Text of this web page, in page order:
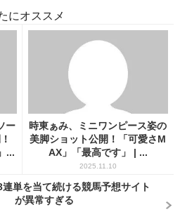
にオススメ
ー
...
時東ぁみ、ミニワンピース姿の
美脚ショット公開！「可愛さM
AX」「最高です」 | ...
2025.11.10
連単を当て続ける競馬予想サイト
が異常すぎる